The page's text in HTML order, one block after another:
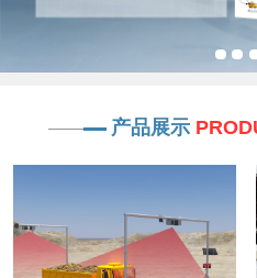
产品展示